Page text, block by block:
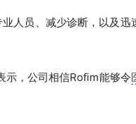
业人员、减少诊断，以及迅
，公司相信Rofim能够令